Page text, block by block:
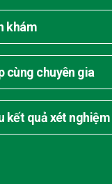
khám
cùng chuyên gia
kết quả xét nghiệm